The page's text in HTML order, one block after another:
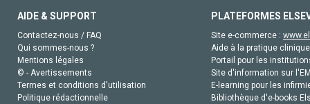
AIDE & SUPPORT
Contactez-nous / FAQ
Qui sommes-nous ?
Mentions légales
© - Avertissements
Termes et conditions d'utilisation
Politique rédactionnelle
PLATEFORMES
Site e-commerce :
Aide à la pratique
Portail pour les
Site d'information sur
E-learning pour les
Bibliothèque d'e-books